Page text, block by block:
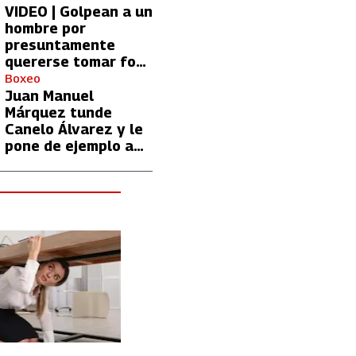
VIDEO | Golpean a un
hombre por
presuntamente
quererse tomar foto
con Lionel Messi
Boxeo
Juan Manuel
Márquez tunde
Canelo Álvarez y le
pone de ejemplo a